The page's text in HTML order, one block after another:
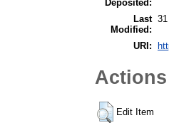
Deposited:
Last
Modified:
URI:
Edit Item